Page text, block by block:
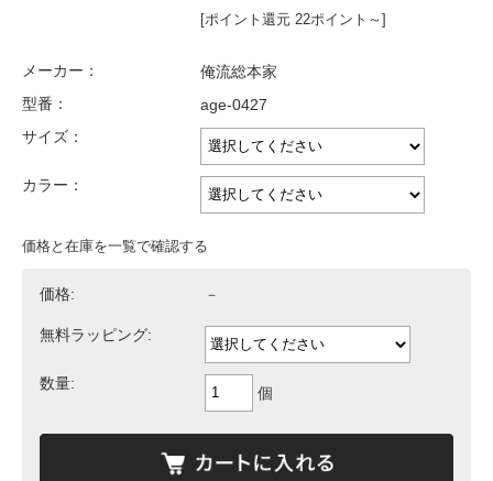
[ポイント還元 22ポイント～]
メーカー：
俺流総本家
型番：
age-0427
サイズ：
カラー：
価格と在庫を一覧で確認する
価格: －
無料ラッピング:
数量:
個